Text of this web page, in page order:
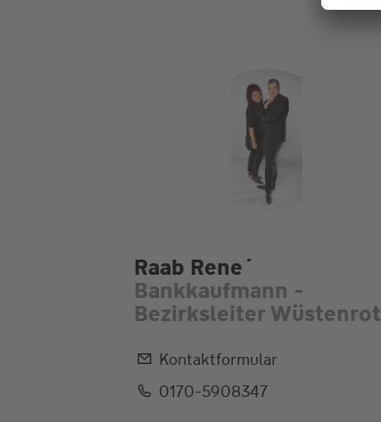
Raab Rene´
Bankkaufmann -
Bezirksleiter Wüstenrot
Kontaktformular
0170-5908347